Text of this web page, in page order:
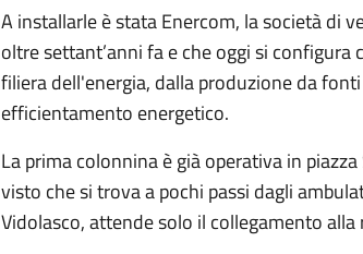
A installarle è stata Enercom, la società di
oltre settant’anni fa e che oggi si
filiera dell'energia, dalla produzione da
efficientamento energetico.
La prima colonnina è già operativa in
visto che si trova a pochi passi dagli
Vidolasco, attende solo il collegamento